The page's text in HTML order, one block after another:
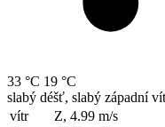
33 °C 19 °C
slabý déšť, slabý západní
vítr
Z, 4.99 m/s